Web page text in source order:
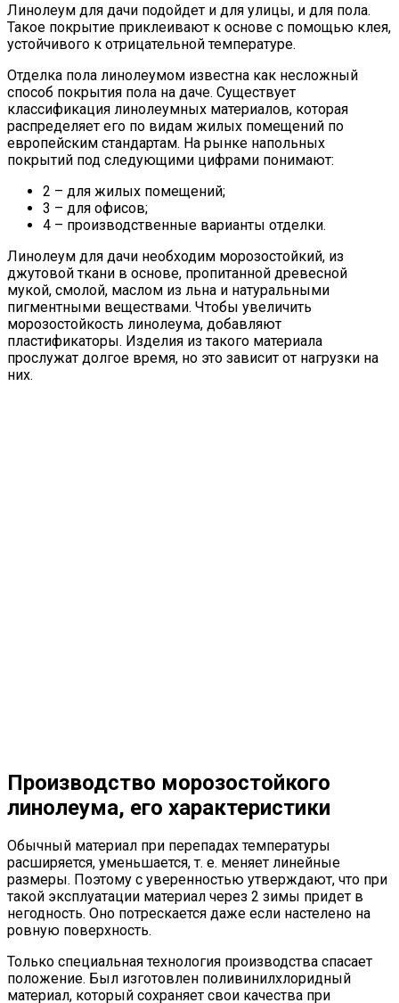
Линолеум для дачи подойдет и для улицы, и для пола.
Такое покрытие приклеивают к основе с помощью клея,
устойчивого к отрицательной температуре.
Отделка пола линолеумом известна как несложный
способ покрытия пола на даче. Существует
классификация линолеумных материалов, которая
распределяет его по видам жилых помещений по
европейским стандартам. На рынке напольных
покрытий под следующими цифрами понимают:
2 – для жилых помещений;
3 – для офисов;
4 – производственные варианты отделки.
Линолеум для дачи необходим морозостойкий, из
джутовой ткани в основе, пропитанной древесной
мукой, смолой, маслом из льна и натуральными
пигментными веществами. Чтобы увеличить
морозостойкость линолеума, добавляют
пластификаторы. Изделия из такого материала
прослужат долгое время, но это зависит от нагрузки на
них.
Производство морозостойкого
линолеума, его характеристики
Обычный материал при перепадах температуры
расширяется, уменьшается, т. е. меняет линейные
размеры. Поэтому с уверенностью утверждают, что при
такой эксплуатации материал через 2 зимы придет в
негодность. Оно потрескается даже если настелено на
ровную поверхность.
Только специальная технология производства спасает
положение. Был изготовлен поливинилхлоридный
материал, который сохраняет свои качества при